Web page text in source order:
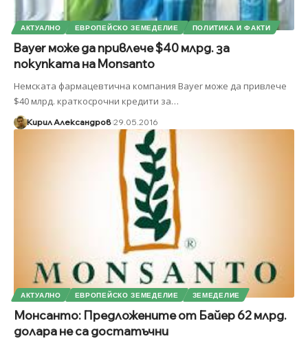
АКТУАЛНО ЕВРОПЕЙСКО ЗЕМЕДЕЛИЕ ПОЛИТИКА И ФАКТИ
Bayer може да привлече $40 млрд. за
покупката на Monsanto
Немската фармацевтична компания Bayer може да привлече
$40 млрд. краткосрочни кредити за…
Кирил Александров 29.05.2016
АКТУАЛНО ЕВРОПЕЙСКО ЗЕМЕДЕЛИЕ ЗЕМЕДЕЛИЕ
Монсанто: Предложените от Байер 62 млрд.
долара не са достатъчни